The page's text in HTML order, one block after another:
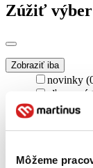
Môžeme
Zúžiť výber
Zobraziť iba
novinky
Dostupnosť
na